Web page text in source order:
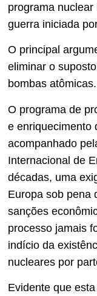
programa
guerra iniciada
O principal
eliminar o
bombas atômicas.
O programa de
e enriquecimento
acompanhado
Internacional de
décadas, uma
Europa sob pena
sanções
processo jamais
indício da
nucleares por
Evidente que